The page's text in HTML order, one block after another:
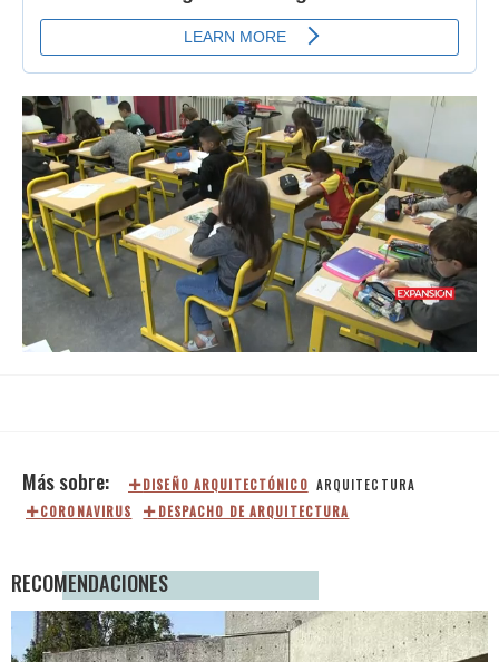
Loaded
73.33%
DISEÑO ARQUITECTÓNICO ARQUITECTURA
CORONAVIRUS
DESPACHO DE ARQUITECTURA
RECOMENDACIONES